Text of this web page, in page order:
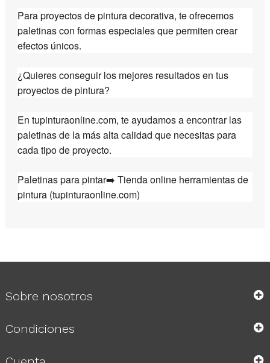
Para proyectos de pintura decorativa, te ofrecemos
paletinas con formas especiales que permiten crear
efectos únicos.
¿Quieres conseguir los mejores resultados en tus
proyectos de pintura?
En tupinturaonline.com, te ayudamos a encontrar las
paletinas de la más alta calidad que necesitas para
cada tipo de proyecto.
Paletinas para pintar➡️ Tienda online herramientas de
pintura (tupinturaonline.com)
Sobre nosotros
Condiciones